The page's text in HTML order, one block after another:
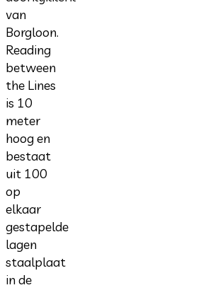
van
Borgloon.
Reading
between
the Lines
is 10
meter
hoog en
bestaat
uit 100
op
elkaar
gestapelde
lagen
staalplaat
in de